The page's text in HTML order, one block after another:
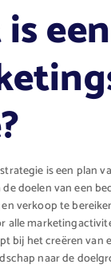
een
is een plan
doelen van een
verkoop te
alle
bij het creëren van
naar de